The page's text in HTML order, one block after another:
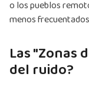
o los pueblos
menos
Las "Zonas
del ruido?